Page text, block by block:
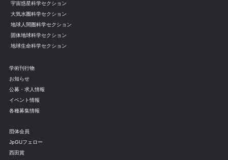
宇宙惑星科学セクション
大気水圏科学セクション
地球人間圏科学セクション
固体地球科学セクション
地球生命科学セクション
学術刊行物
お知らせ
公募・求人情報
イベント情報
各種募集情報
団体会員
JpGUフェロー
西田賞